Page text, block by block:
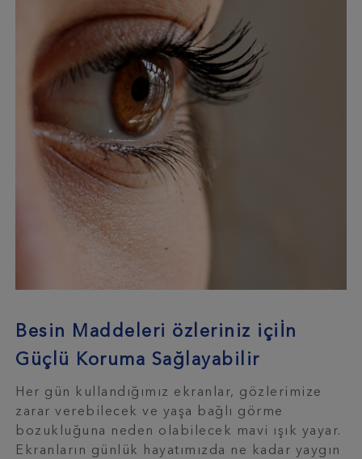
Besin Maddeleri özleriniz içiİn
Güçlü Koruma Sağlayabilir
Her gün kullandığımız ekranlar, gözlerimize
zarar verebilecek ve yaşa bağlı görme
bozukluğuna neden olabilecek mavi ışık yayar.
Ekranların günlük hayatımızda ne kadar yaygın